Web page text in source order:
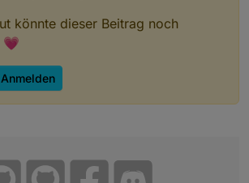
könnte dieser Beitrag noch
💗
Anmelden